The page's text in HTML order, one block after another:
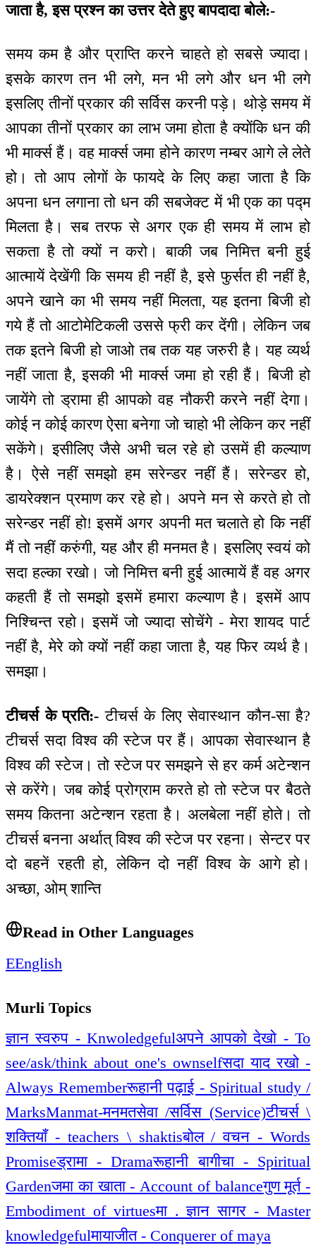
जाता है, इस प्रश्न का उत्तर देते हुए बापदादा बोले:-
समय कम है और प्राप्ति करने चाहते हो सबसे ज्यादा।
इसके कारण तन भी लगे, मन भी लगे और धन भी लगे
इसलिए तीनों प्रकार की सर्विस करनी पड़े। थोड़े समय में
आपका तीनों प्रकार का लाभ जमा होता है क्योंकि धन की
भी मार्क्स हैं। वह मार्क्स जमा होने कारण नम्बर आगे ले लेते
हो। तो आप लोगों के फायदे के लिए कहा जाता है कि
अपना धन लगाना तो धन की सबजेक्ट में भी एक का पद्म
मिलता है। सब तरफ से अगर एक ही समय में लाभ हो
सकता है तो क्यों न करो। बाकी जब निमित्त बनी हुई
आत्मायें देखेंगी कि समय ही नहीं है, इसे फुर्सत ही नहीं है,
अपने खाने का भी समय नहीं मिलता, यह इतना बिजी हो
गये हैं तो आटोमेटिकली उससे फ्री कर देंगी। लेकिन जब
तक इतने बिजी हो जाओ तब तक यह जरुरी है। यह व्यर्थ
नहीं जाता है, इसकी भी मार्क्स जमा हो रही हैं। बिजी हो
जायेंगे तो ड्रामा ही आपको वह नौकरी करने नहीं देगा।
कोई न कोई कारण ऐसा बनेगा जो चाहो भी लेकिन कर नहीं
सकेंगे। इसीलिए जैसे अभी चल रहे हो उसमें ही कल्याण
है। ऐसे नहीं समझो हम सरेन्डर नहीं हैं। सरेन्डर हो,
डायरेक्शन प्रमाण कर रहे हो। अपने मन से करते हो तो
सरेन्डर नहीं हो! इसमें अगर अपनी मत चलाते हो कि नहीं
मैं तो नहीं करुंगी, यह और ही मनमत है। इसलिए स्वयं को
सदा हल्का रखो। जो निमित्त बनी हुई आत्मायें हैं वह अगर
कहती हैं तो समझो इसमें हमारा कल्याण है। इसमें आप
निश्चिन्त रहो। इसमें जो ज्यादा सोचेंगे - मेरा शायद पार्ट
नहीं है, मेरे को क्यों नहीं कहा जाता है, यह फिर व्यर्थ है।
समझा।
टीचर्स के प्रति:- टीचर्स के लिए सेवास्थान कौन-सा है?
टीचर्स सदा विश्व की स्टेज पर हैं। आपका सेवास्थान है
विश्व की स्टेज। तो स्टेज पर समझने से हर कर्म अटेन्शन
से करेंगे। जब कोई प्रोग्राम करते हो तो स्टेज पर बैठते
समय कितना अटेन्शन रहता है। अलबेला नहीं होते। तो
टीचर्स बनना अर्थात् विश्व की स्टेज पर रहना। सेन्टर पर
दो बहनें रहती हो, लेकिन दो नहीं विश्व के आगे हो।
अच्छा, ओम् शान्ति
Read in Other Languages
EEnglish
Murli Topics
ज्ञान स्वरुप - Knwoledgefulअपने आपको देखो - To
see/ask/think about one's ownselfसदा याद रखो -
Always Rememberरूहानी पढ़ाई - Spiritual study /
MarksManmat-मनमतसेवा /सर्विस (Service)टीचर्स \
शक्तियाँ - teachers \ shaktisबोल / वचन - Words
Promiseड्रामा - Dramaरूहानी बागीचा - Spiritual
Gardenजमा का खाता - Account of balanceगुण मूर्त -
Embodiment of virtuesमा . ज्ञान सागर - Master
knowledgefulमायाजीत - Conquerer of maya